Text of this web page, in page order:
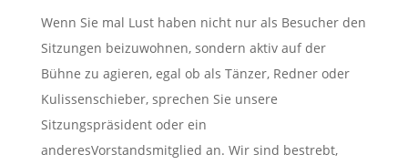
Wenn Sie mal Lust haben nicht nur als Besucher den
Sitzungen beizuwohnen,sondern aktiv auf der
Bühne zu agieren, egal ob als Tänzer, Redneroder
Kulissenschieber, sprechen Sie unsere
Sitzungspräsident oder ein
anderesVorstandsmitglied an. Wir sind bestrebt,